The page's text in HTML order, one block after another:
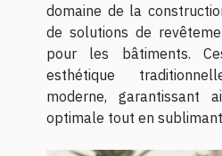
domaine de la
de solutions de
pour les bâtiments.
esthétique
moderne, garantissant
optimale tout en